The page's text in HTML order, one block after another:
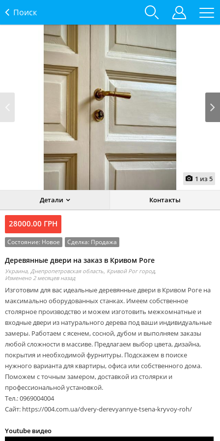
Поиск
1 из 5
Детали Контакты
28000.00 ГРН
Состояние: Новое Сделка: Продажа
Деревянные двери на заказ в Кривом Роге
Украина, Днепропетровская область, Кривой Рог город,
Изменено 2 месяцев назад
Изготовим для вас идеальные деревянные двери в Кривом Роге на
максимально оборудованных станках. Имеем собственное
столярное производство и можем изготовить межкомнатные и
входные двери из натурального дерева под ваши индивидуальные
замеры. Работаем с ясенем, сосной, дубом и выполняем заказы
любой сложности в массиве. Предлагаем выбор цвета, дизайна,
покрытия и необходимой фурнитуры. Подскажем в поиске
нужного варианта для квартиры, офиса или собственного дома.
Поможем с точным замером, доставкой из столярки и
профессиональной установкой.
Тел.: 0969004004
Сайт: https://004.com.ua/dvery-derevyannye-tsena-kryvoy-roh/
Youtube видео